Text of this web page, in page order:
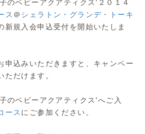
のベビーアクアティクス’２０１４
ス ＠ シェラトン・グランデ・トーキ
新規入会申込受付を開始いたしま
申込みいただきますと、キャンペー
ただけます。
のベビーアクアティクス’へご入
ース にご参加ください。